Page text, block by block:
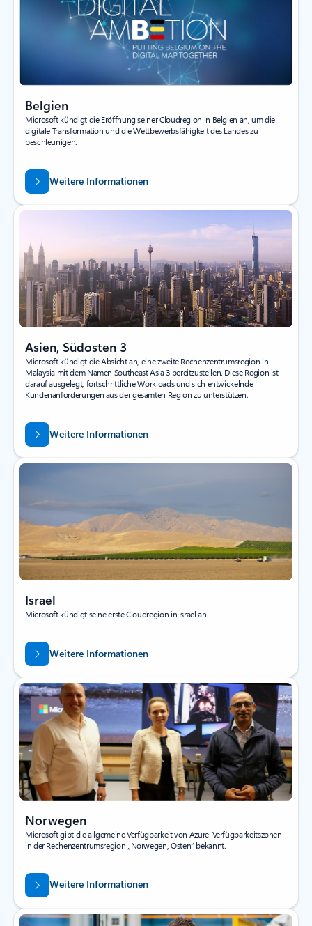
Belgien
Microsoft kündigt die Eröffnung seiner Cloudregion in Belgien an, um die
digitale Transformation und die Wettbewerbsfähigkeit des Landes zu
beschleunigen.
Weitere Informationen
Asien, Südosten 3
Microsoft kündigt die Absicht an, eine zweite Rechenzentrumsregion in
Malaysia mit dem Namen Southeast Asia 3 bereitzustellen. Diese Region ist
darauf ausgelegt, fortschrittliche Workloads und sich entwickelnde
Kundenanforderungen aus der gesamten Region zu unterstützen.
Weitere Informationen
Israel
Microsoft kündigt seine erste Cloudregion in Israel an.
Weitere Informationen
Norwegen
Microsoft gibt die allgemeine Verfügbarkeit von Azure-Verfügbarkeitszonen
in der Rechenzentrumsregion „Norwegen, Osten“ bekannt.
Weitere Informationen